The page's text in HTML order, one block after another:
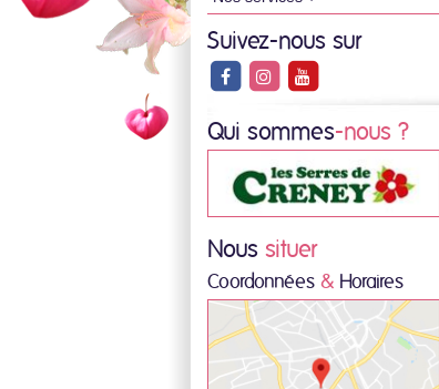
Suivez-nous sur
Qui sommes-nous ?
Nous situer
Coordonnées & Horaires